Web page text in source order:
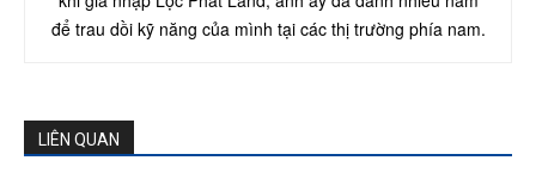
để trau dồi kỹ năng của mình tại các thị trường phía nam.
LIÊN QUAN